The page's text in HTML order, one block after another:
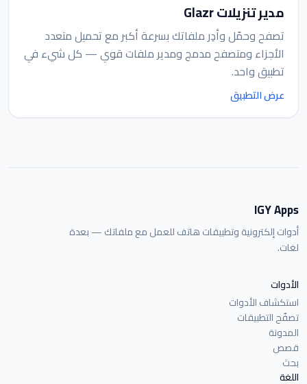
مدير تنزيلات Glazr
تصفح وحمّل وأدِر ملفاتك بسرعة أكبر مع تحميل متعدد
الأجزاء ومتصفح مدمج ومدير ملفات قوي — كل شيء في
تطبيق واحد.
عرض التطبيق
IGY Apps
أدوات إلكترونية وتطبيقات هاتف للعمل مع ملفاتك — بعدة
لغات.
الأدوات
استكشاف الأدوات
تصفّح التطبيقات
المدونة
قصص
بحث
اللغة